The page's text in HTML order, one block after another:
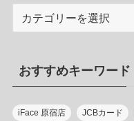
リ
ー
おすすめキーワード
iFace 原宿店 JCBカード